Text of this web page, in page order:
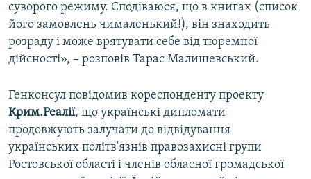
суворого режиму. Сподіваюся, що в книгах (список
його замовлень чималенький!), він знаходить
розраду і може врятувати себе від тюремної
дійсності», – розповів Тарас Малишевський.
Генконсул повідомив кореспонденту проекту
Крим.Реалії, що українські дипломати
продовжують залучати до відвідування
українських політв'язнів правозахисні групи
Ростовської області і членів обласної громадської